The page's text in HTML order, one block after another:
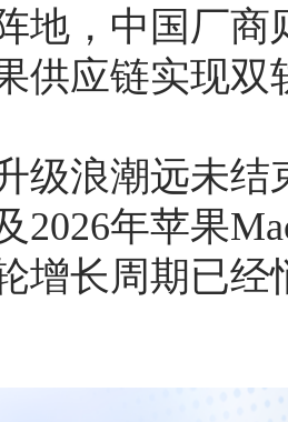
地，中国厂
供应链实现双
级浪潮远未
2026年苹果
增长周期已经